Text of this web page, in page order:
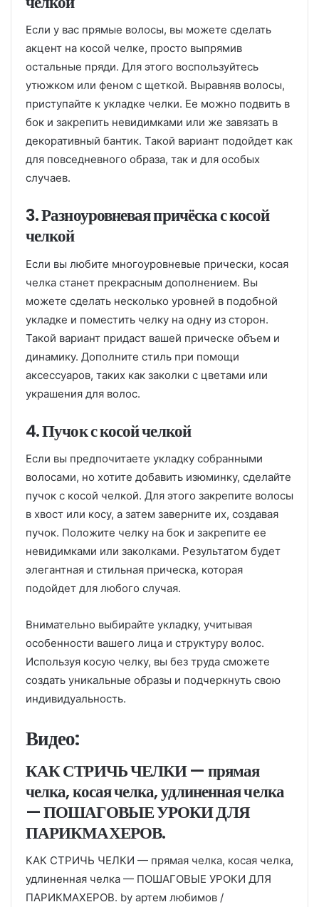
Если у вас прямые волосы, вы можете сделать
акцент на косой челке, просто выпрямив
остальные пряди. Для этого воспользуйтесь
утюжком или феном с щеткой. Выравняв волосы,
приступайте к укладке челки. Ее можно подвить в
бок и закрепить невидимками или же завязать в
декоративный бантик. Такой вариант подойдет как
для повседневного образа, так и для особых
случаев.
3. Разноуровневая причёска с косой
челкой
Если вы любите многоуровневые прически, косая
челка станет прекрасным дополнением. Вы
можете сделать несколько уровней в подобной
укладке и поместить челку на одну из сторон.
Такой вариант придаст вашей прическе объем и
динамику. Дополните стиль при помощи
аксессуаров, таких как заколки с цветами или
украшения для волос.
4. Пучок с косой челкой
Если вы предпочитаете укладку собранными
волосами, но хотите добавить изюминку, сделайте
пучок с косой челкой. Для этого закрепите волосы
в хвост или косу, а затем заверните их, создавая
пучок. Положите челку на бок и закрепите ее
невидимками или заколками. Результатом будет
элегантная и стильная прическа, которая
подойдет для любого случая.
Внимательно выбирайте укладку, учитывая
особенности вашего лица и структуру волос.
Используя косую челку, вы без труда сможете
создать уникальные образы и подчеркнуть свою
индивидуальность.
Видео:
КАК СТРИЧЬ ЧЕЛКИ — прямая
челка, косая челка, удлиненная челка
— ПОШАГОВЫЕ УРОКИ ДЛЯ
ПАРИКМАХЕРОВ.
КАК СТРИЧЬ ЧЕЛКИ — прямая челка, косая челка,
удлиненная челка — ПОШАГОВЫЕ УРОКИ ДЛЯ
ПАРИКМАХЕРОВ. by артем любимов /